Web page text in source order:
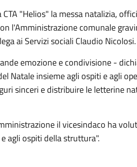
CTA "Helios" la messa natalizia,
l'Amministrazione comunale
ai Servizi sociali Claudio Nicolosi.
emozione e condivisione -
Natale insieme agli ospiti e agli
sinceri e distribuire le letterine
il vicesindaco ha
agli ospiti della struttura".